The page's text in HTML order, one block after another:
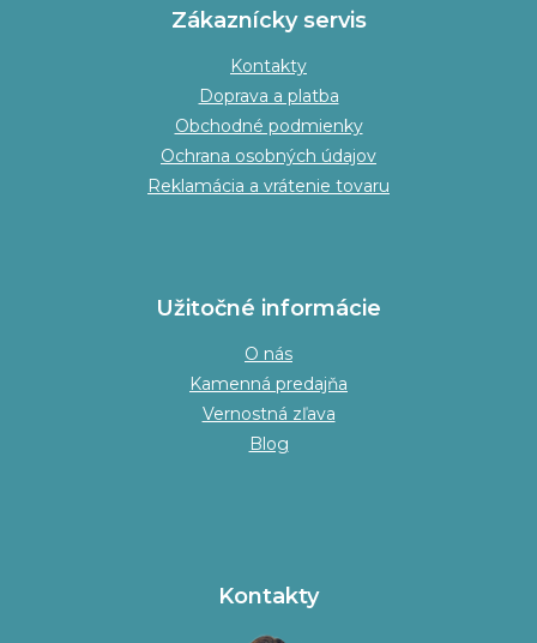
Zákaznícky servis
Kontakty
Doprava a platba
Obchodné podmienky
Ochrana osobných údajov
Reklamácia a vrátenie tovaru
Užitočné informácie
O nás
Kamenná predajňa
Vernostná zľava
Blog
Kontakty